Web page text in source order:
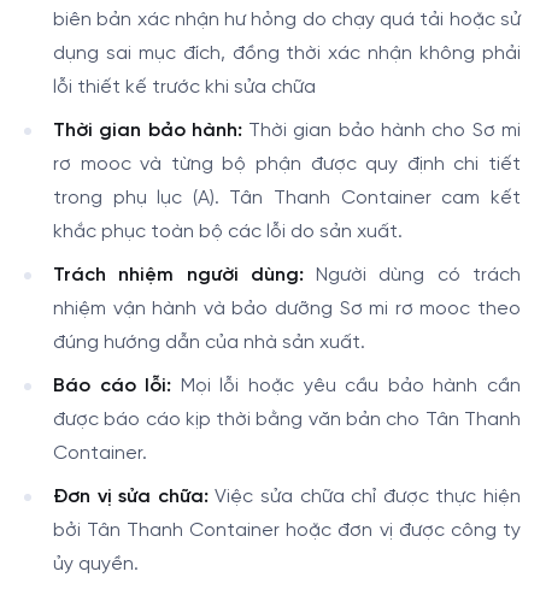
biên bản xác nhận hư hỏng do chạy quá tải hoặc sử
dụng sai mục đích, đồng thời xác nhận không phải
lỗi thiết kế trước khi sửa chữa
Thời gian bảo hành:Thời gian bảo hành cho Sơ mi
rơ mooc và từng bộ phận được quy định chi tiết
trong phụ lục (A). Tân Thanh Container cam kết
khắc phục toàn bộ các lỗi do sản xuất.
Trách nhiệm người dùng:Người dùng có trách
nhiệm vận hành và bảo dưỡng Sơ mi rơ mooc theo
đúng hướng dẫn của nhà sản xuất.
Báo cáo lỗi: Mọi lỗi hoặc yêu cầu bảo hành cần
được báo cáo kịp thời bằng văn bản cho Tân Thanh
Container.
Đơn vị sửa chữa:Việc sửa chữa chỉ được thực hiện
bởi Tân Thanh Container hoặc đơn vị được công ty
ủy quyền.